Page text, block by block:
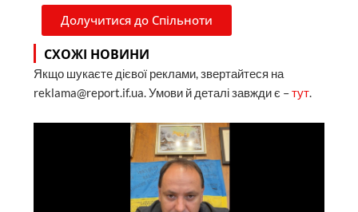
Долучитися до Спільноти
СХОЖІ НОВИНИ
Якщо шукаєте дієвої реклами, звертайтеся на
reklama@report.if.ua. Умови й деталі завжди є –тут.